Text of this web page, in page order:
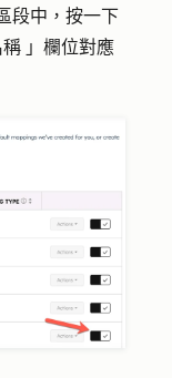
段中，按一下
」欄位對應